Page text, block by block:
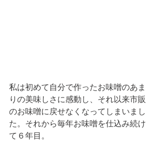
私は初めて自分で作ったお味噌のあま
りの美味しさに感動し、それ以来市販
のお味噌に戻せなくなってしまいまし
た。それから毎年お味噌を仕込み続け
て６年目。